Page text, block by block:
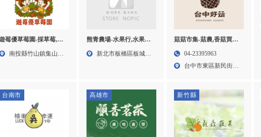
莓優草莓園-採草莓,草
莓園,南投採草莓,南投採
南投縣竹山鎮集山路
熊青農場-水果行,水果行
推薦,台北水果行,板橋水
新北市板橋區板城路
菇菇市集-菇農,香菇買賣,
香菇批發,台中菇農,台中
04-23395963
台中市東區新民街88
台南市 高雄市 新竹縣